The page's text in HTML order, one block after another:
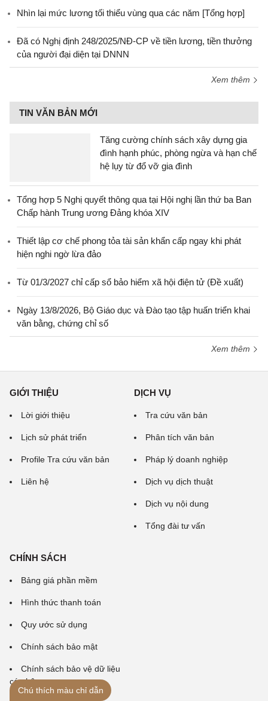
Nhìn lại mức lương tối thiểu vùng qua các năm [Tổng hợp]
Đã có Nghị định 248/2025/NĐ-CP về tiền lương, tiền thưởng
của người đại diện tại DNNN
Xem thêm
TIN VĂN BẢN MỚI
Tăng cường chính sách xây dựng gia
đình hạnh phúc, phòng ngừa và hạn chế
hệ lụy từ đổ vỡ gia đình
Tổng hợp 5 Nghị quyết thông qua tại Hội nghị lần thứ ba Ban
Chấp hành Trung ương Đảng khóa XIV
Thiết lập cơ chế phong tỏa tài sản khẩn cấp ngay khi phát
hiện nghi ngờ lừa đảo
Từ 01/3/2027 chỉ cấp sổ bảo hiểm xã hội điện tử (Đề xuất)
Ngày 13/8/2026, Bộ Giáo dục và Đào tạo tập huấn triển khai
văn bằng, chứng chỉ số
Xem thêm
GIỚI THIỆU
Lời giới thiệu
Lịch sử phát triển
Profile Tra cứu văn bản
Liên hệ
DỊCH VỤ
Tra cứu văn bản
Phân tích văn bản
Pháp lý doanh nghiệp
Dịch vụ dịch thuật
Dịch vụ nội dung
Tổng đài tư vấn
CHÍNH SÁCH
Bảng giá phần mềm
Hình thức thanh toán
Quy ước sử dụng
Chính sách bảo mật
Chính sách bảo vệ dữ liệu
cá nhân
Chú thích màu chỉ dẫn